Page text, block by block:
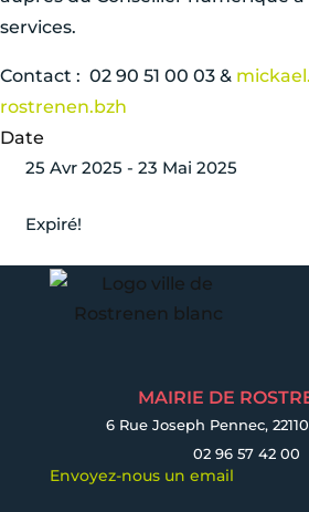
services.
Contact : 02 90 51 00 03 &
rostrenen.bzh
Date
25 Avr 2025 - 23 Mai 2025
Expiré!
MAIRIE DE
6 Rue Joseph Pennec,
02 96 57 42 00
Envoyez-nous un email